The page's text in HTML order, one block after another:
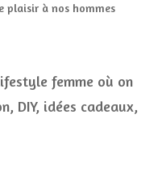
plaisir à nos hommes
femme où on
DIY, idées cadeaux,